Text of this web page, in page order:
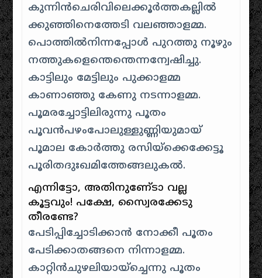
കുന്നിന്‍ചെരിവിലെക്കൂര്‍ത്തകല്ലിൽ
ക്കുഞ്ഞിനെത്തേടി വലഞ്ഞാളമ്മ.
പൊത്തില്‍നിന്നപ്പോള്‍ പുറത്തു നൂഴും
നത്തുകളെന്തെന്തെന്നന്വേഷിച്ചു.
കാട്ടിലും മേട്ടിലും പുക്കാളമ്മ
കാണാഞ്ഞു കേണു നടന്നാളമ്മ.
പൂമരച്ചോട്ടിലിരുന്നു പൂതം
പൂവന്‍പഴംപോലുള്ളുണ്ണിയുമായ്‌
പൂമാല കോര്‍ത്തു രസിയ്ക്കെക്കേട്ടൂ
പൂരിതദുഃഖമിത്തേങ്ങലുകൽ.
എന്നിട്ടോ, അതിനുണേ്ടാ വല്ല
കൂട്ടവും! പക്ഷേ, സ്വൈരക്കേടു
തീരണ്ടേ?
പേടിപ്പിച്ചോടിക്കാന്‍ നോക്കീ പൂതം
പേടിക്കാതങ്ങനെ നിന്നാളമ്മ.
കാറ്റിന്‍ചുഴലിയായ്ച്ചെന്നു പൂതം